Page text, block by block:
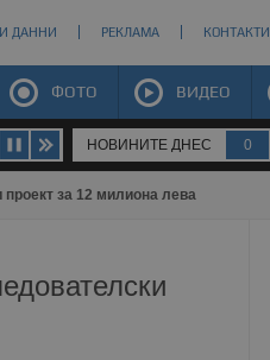
ДАННИ РЕКЛАМА КОНТАКТИ
ФОТО ВИДЕО
НОВИНИТЕ ДНЕС 0
за 12 милиона лева